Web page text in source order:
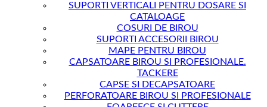
SUPORTI VERTICALI PENTRU DOSARE SI
CATALOAGE
COSURI DE BIROU
SUPORTI ACCESORII BIROU
MAPE PENTRU BIROU
CAPSATOARE BIROU SI PROFESIONALE.
TACKERE
CAPSE SI DECAPSATOARE
PERFORATOARE BIROU SI PROFESIONALE